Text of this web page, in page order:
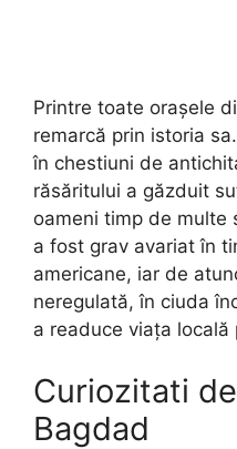
Printre toate orașele
remarcă prin istoria
în chestiuni de
răsăritului a găzduit
oameni timp de multe
a fost grav avariat în
americane, iar de
neregulată, în ciuda
a readuce viața locală
Curiozitati
Bagdad